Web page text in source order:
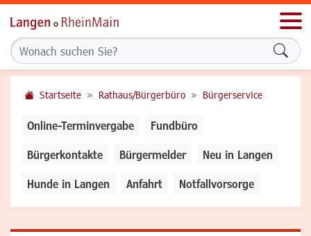
Startseite Rathaus/Bürgerbüro Bürgerservice
Online-Terminvergabe Fundbüro
Bürgerkontakte Bürgermelder Neu in Langen
Hunde in Langen Anfahrt Notfallvorsorge